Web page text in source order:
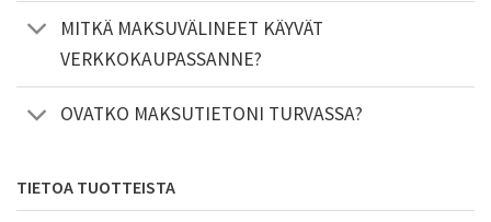
MITKÄ MAKSUVÄLINEET KÄYVÄT
VERKKOKAUPASSANNE?
OVATKO MAKSUTIETONI TURVASSA?
TIETOA TUOTTEISTA